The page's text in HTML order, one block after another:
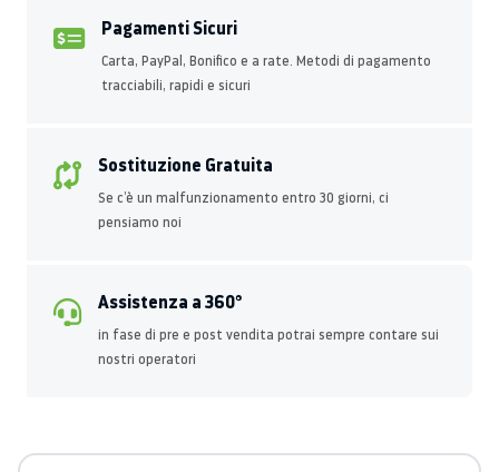
Pagamenti Sicuri
Carta, PayPal, Bonifico e a rate. Metodi di pagamento
tracciabili, rapidi e sicuri
Sostituzione Gratuita
Se c’è un malfunzionamento entro 30 giorni, ci
pensiamo noi
Assistenza a 360°
in fase di pre e post vendita potrai sempre contare sui
nostri operatori